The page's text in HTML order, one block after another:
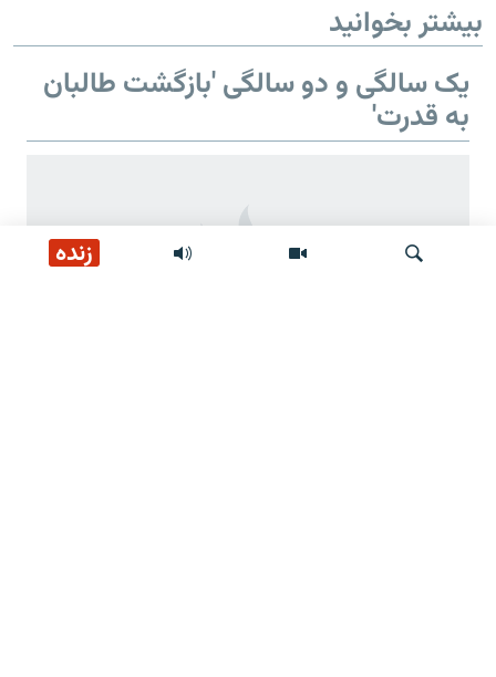
زنده
بیشتر بخوانید
یک سالگی و دو سالگی 'بازگشت طالبان
به قدرت'